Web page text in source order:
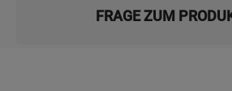
FRAGE ZUM